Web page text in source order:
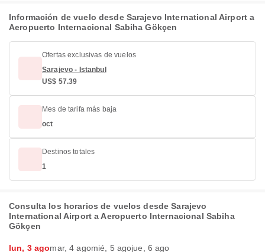
Información de vuelo desde Sarajevo International Airport a
Aeropuerto Internacional Sabiha Gökçen
Ofertas exclusivas de vuelos
Sarajevo - Istanbul
US$ 57.39
Mes de tarifa más baja
oct
Destinos totales
1
Consulta los horarios de vuelos desde Sarajevo
International Airport a Aeropuerto Internacional Sabiha
Gökçen
lun, 3 agomar, 4 agomié, 5 agojue, 6 ago